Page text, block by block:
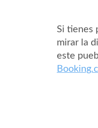
Si tienes
mirar la
este